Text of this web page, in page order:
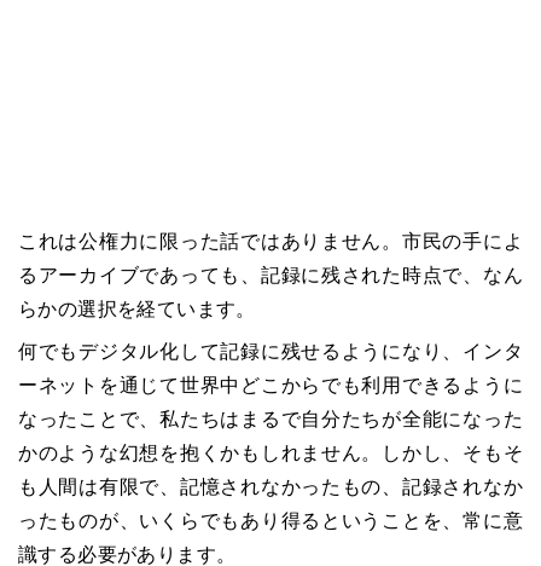
これは公権力に限った話ではありません。市民の手によ
るアーカイブであっても、記録に残された時点で、なん
らかの選択を経ています。
何でもデジタル化して記録に残せるようになり、インタ
ーネットを通じて世界中どこからでも利用できるように
なったことで、私たちはまるで自分たちが全能になった
かのような幻想を抱くかもしれません。しかし、そもそ
も人間は有限で、記憶されなかったもの、記録されなか
ったものが、いくらでもあり得るということを、常に意
識する必要があります。